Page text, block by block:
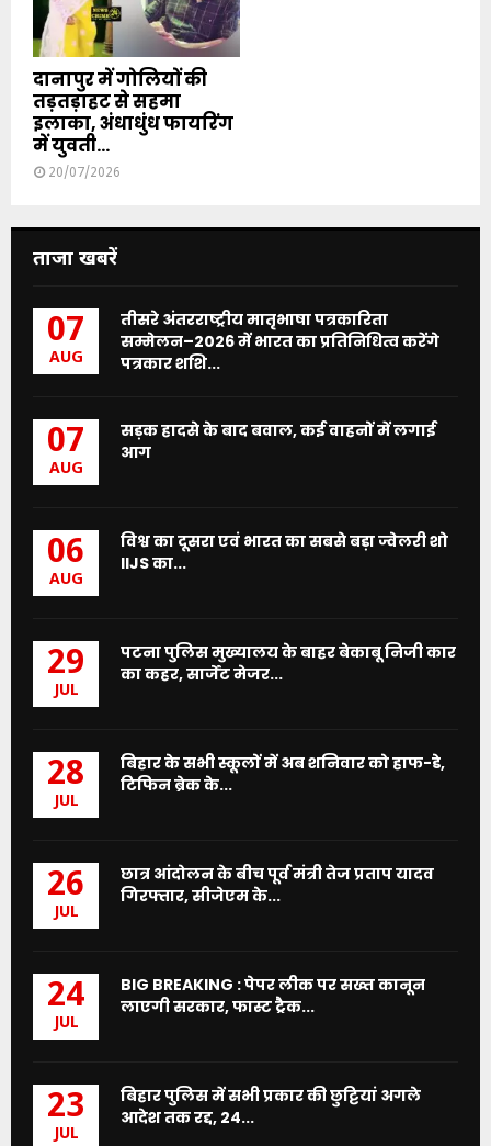
दानापुर में गोलियों की
तड़तड़ाहट से सहमा
इलाका, अंधाधुंध फायरिंग
में युवती...
20/07/2026
ताजा खबरें
07
AUG
तीसरे अंतरराष्ट्रीय मातृभाषा पत्रकारिता
सम्मेलन–2026 में भारत का प्रतिनिधित्व करेंगे
पत्रकार शशि...
07
AUG
सड़क हादसे के बाद बवाल, कई वाहनों में लगाई
आग
06
AUG
विश्व का दूसरा एवं भारत का सबसे बड़ा ज्वेलरी शो
IIJS का...
29
JUL
पटना पुलिस मुख्यालय के बाहर बेकाबू निजी कार
का कहर, सार्जेंट मेजर...
28
JUL
बिहार के सभी स्कूलों में अब शनिवार को हाफ-डे,
टिफिन ब्रेक के...
26
JUL
छात्र आंदोलन के बीच पूर्व मंत्री तेज प्रताप यादव
गिरफ्तार, सीजेएम के...
24
JUL
BIG BREAKING : पेपर लीक पर सख्त कानून
लाएगी सरकार, फास्ट ट्रैक...
23
JUL
बिहार पुलिस में सभी प्रकार की छुट्टियां अगले
आदेश तक रद्द, 24...